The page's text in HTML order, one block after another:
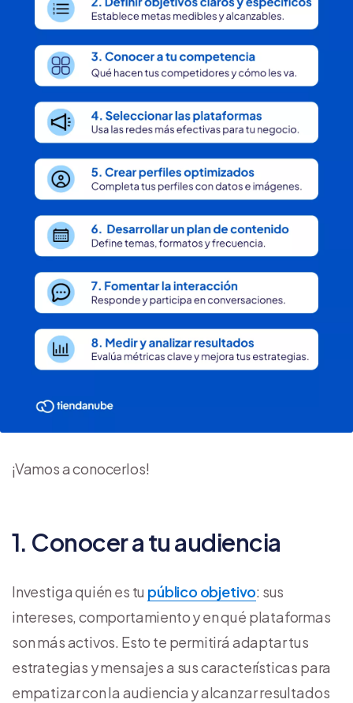
¡Vamos a conocerlos!
1. Conocer a tu audiencia
Investiga quién es tu público objetivo: sus
intereses, comportamiento y en qué plataformas
son más activos. Esto te permitirá adaptar tus
estrategias y mensajes a sus características para
empatizar con la audiencia y alcanzar resultados